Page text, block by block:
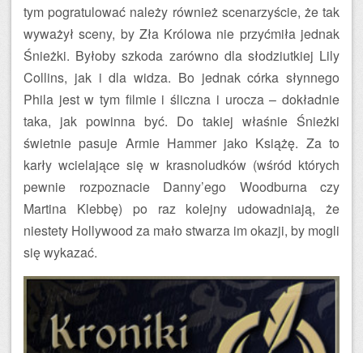
tym pogratulować należy również scenarzyście, że tak
wyważył sceny, by Zła Królowa nie przyćmiła jednak
Śnieżki. Byłoby szkoda zarówno dla słodziutkiej Lily
Collins, jak i dla widza. Bo jednak córka słynnego
Phila jest w tym filmie i śliczna i urocza – dokładnie
taka, jak powinna być. Do takiej właśnie Śnieżki
świetnie pasuje Armie Hammer jako Książę. Za to
karły wcielające się w krasnoludków (wśród których
pewnie rozpoznacie Danny’ego Woodburna czy
Martina Klebbę) po raz kolejny udowadniają, że
niestety Hollywood za mało stwarza im okazji, by mogli
się wykazać.